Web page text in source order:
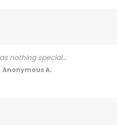
nothing special...
Anonymous A.